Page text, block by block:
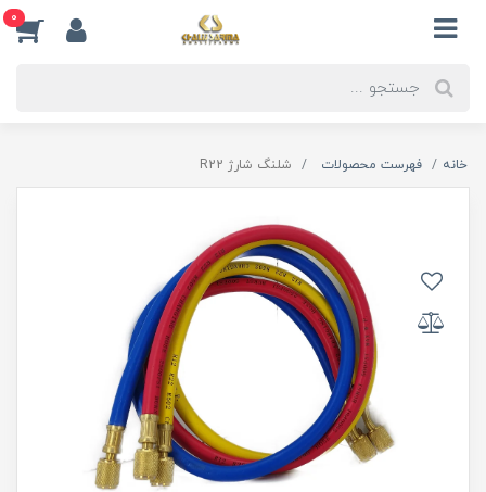
0
خانه فهرست محصولات شلنگ شارژ R22